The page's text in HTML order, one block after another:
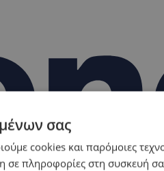
σας
cookies και παρόμοιες
πληροφορίες στη συσκευή